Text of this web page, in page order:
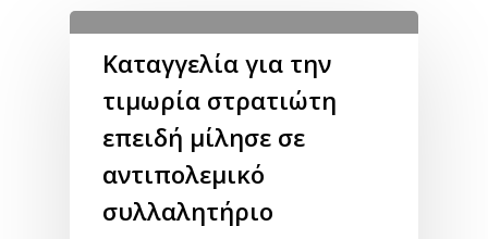
Καταγγελία για την
τιμωρία στρατιώτη
επειδή μίλησε σε
αντιπολεμικό
συλλαλητήριο